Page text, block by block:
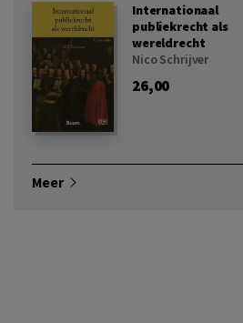
Internationaal
publiekrecht als
wereldrecht
Nico Schrijver
26,00
Meer